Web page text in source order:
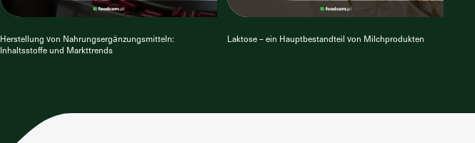
Herstellung von Nahrungsergänzungsmitteln:
Inhaltsstoffe und Markttrends
Laktose – ein Hauptbestandteil von Milchprodukten